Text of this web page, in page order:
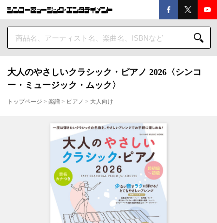
大人のやさしいクラシック・ピアノ 2026〈シンコ
ー・ミュージック・ムック〉
トップページ > 楽譜 > ピアノ > 大人向け